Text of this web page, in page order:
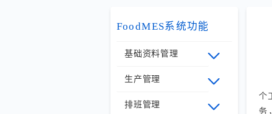
个
务
FoodMES系统功能
基础资料管理
生产管理
排班管理